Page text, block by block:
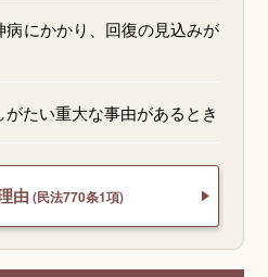
にかかり、回復の見込みが
たい重大な事由があるとき
由 (民法770条1項)